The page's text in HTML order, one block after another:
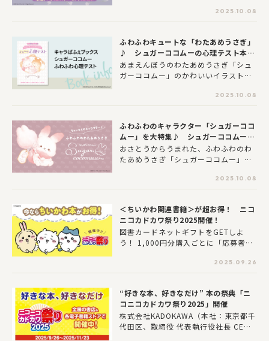
理テストを楽しめる本が10月8日(水)に
発売しました！こちらの発売を記念し
します。心理テストで遊んだ結果を答
えてくれた方の中から抽選で、ごうか
なプレゼントが当たります！みなさま
のご応募をお待ちしております♪
2025.10.08
ふわふわキュートな「わたあめうさぎ」
♪ シュガーココムーの心理テスト本が
発売！
あまえんぼうのわたあめうさぎ「シュ
ガーココムー」のかわいいイラストと
ャラぱふぇブックス シュガーココムー
ふわふわ心理テスト』が発売いたしま
2025.10.08
ふわふわのキャラクター「シュガーココ
ムー」を大特集♪ シュガーココムーと
そのなかまたちの情報をしょうかいする
よ！
おさとうからうまれた、ふわふわのわ
たあめうさぎ「シュガーココムー」。
ュガーココムー」と、そのなかまたち
についてしょうかいするよ♪
2025.10.08
＜ちいかわ関連書籍＞が超お得！ ニコ
ニコカドカワ祭り2025開催！
図書カードネットギフトをGETしよ
う！ 1,000円分購入ごとに「応募者全
分）」もしくは「5,000円分が2,525
名様に当たる抽選」に応募できる！
得にGETしよう！
2025.09.26
“好きな本、好きなだけ” 本の祭典「ニ
コニコカドカワ祭り2025」開催
株式会社KADOKAWA（本社：東京都千
代田区、取締役 代表執行役社長 CE